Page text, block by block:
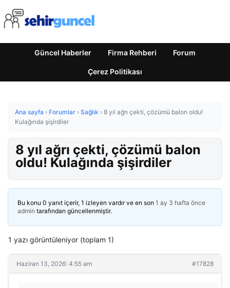
Güncel Haberler Firma Rehberi Forum
Çerez Politikası
Ana sayfa › Forumlar › Sağlık › 8 yıl ağrı çekti, çözümü balon oldu!
Kulağında şişirdiler
8 yıl ağrı çekti, çözümü balon
oldu! Kulağında şişirdiler
Bu konu 0 yanıt içerir, 1 izleyen vardır ve en son 1 ay 3 hafta önce
admin tarafından güncellenmiştir.
1 yazı görüntüleniyor (toplam 1)
Haziran 13, 2026: 4:55 am #17828